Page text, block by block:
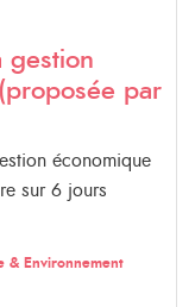
gestion
par
économique
sur 6 jours
& Environnement